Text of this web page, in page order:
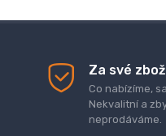
Za své
Co nabízíme,
Nekvalitní a
neprodáváme.